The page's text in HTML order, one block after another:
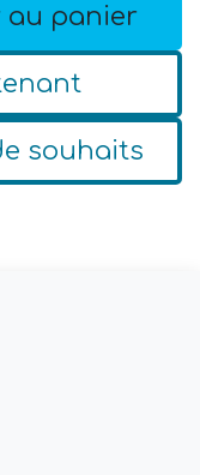
au panier
souhaits